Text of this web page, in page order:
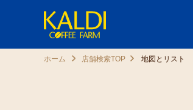
ホーム 店舗検索TOP 地図とリスト